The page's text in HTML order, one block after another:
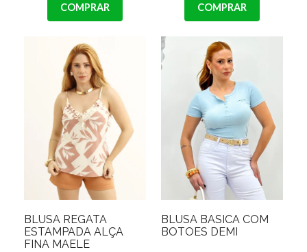
COMPRAR COMPRAR
BLUSA REGATA
ESTAMPADA ALÇA
FINA MAELE
BLUSA BASICA COM
BOTOES DEMI